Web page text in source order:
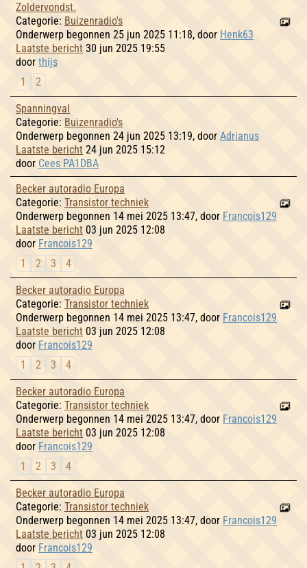
Zoldervondst.
Categorie: Buizenradio's
Onderwerp begonnen 25 jun 2025 11:18, door Henk63
Laatste bericht 30 jun 2025 19:55
door thijs
1
2
Spanningval
Categorie: Buizenradio's
Onderwerp begonnen 24 jun 2025 13:19, door Adrianus
Laatste bericht 24 jun 2025 15:12
door Cees PA1DBA
Becker autoradio Europa
Categorie: Transistor techniek
Onderwerp begonnen 14 mei 2025 13:47, door Francois129
Laatste bericht 03 jun 2025 12:08
door Francois129
1
2 3 4
Becker autoradio Europa
Categorie: Transistor techniek
Onderwerp begonnen 14 mei 2025 13:47, door Francois129
Laatste bericht 03 jun 2025 12:08
door Francois129
1
2 3 4
Becker autoradio Europa
Categorie: Transistor techniek
Onderwerp begonnen 14 mei 2025 13:47, door Francois129
Laatste bericht 03 jun 2025 12:08
door Francois129
1
2 3 4
Becker autoradio Europa
Categorie: Transistor techniek
Onderwerp begonnen 14 mei 2025 13:47, door Francois129
Laatste bericht 03 jun 2025 12:08
door Francois129